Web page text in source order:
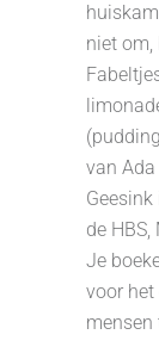
niet om,
van
de
Je
voor het
mensen